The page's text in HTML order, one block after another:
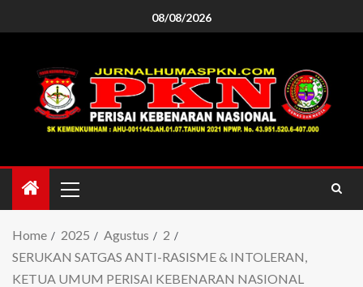
08/08/2026
Home 2025 Agustus
2
SERUKAN SATGAS ANTI-RASISME & INTOLERAN,
KETUA UMUM PERISAI KEBENARAN NASIONAL